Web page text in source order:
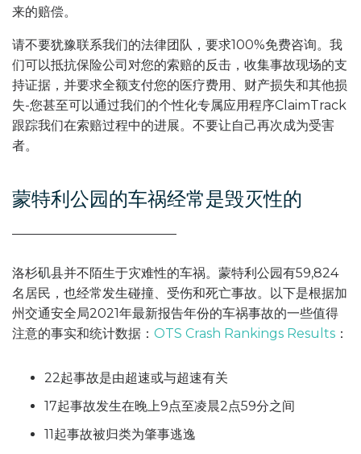
来的赔偿。
请不要犹豫联系我们的法律团队，要求100%免费咨询。我
们可以抵抗保险公司对您的索赔的反击，收集事故现场的支
持证据，并要求全额支付您的医疗费用、财产损失和其他损
失-您甚至可以通过我们的个性化专属应用程序ClaimTrack
跟踪我们在索赔过程中的进展。不要让自己再次成为受害
者。
蒙特利公园的车祸经常是毁灭性的
洛杉矶县并不陌生于灾难性的车祸。蒙特利公园有59,824
名居民，也经常发生碰撞、受伤和死亡事故。以下是根据加
州交通安全局2021年最新报告年份的车祸事故的一些值得
注意的事实和统计数据： OTS Crash Rankings Results ：
22起事故是由超速或与超速有关
17起事故发生在晚上9点至凌晨2点59分之间
11起事故被归类为肇事逃逸